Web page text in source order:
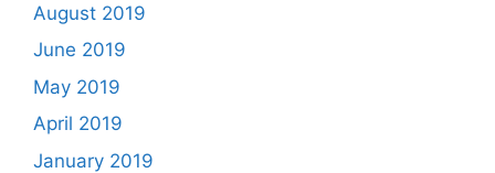
August 2019
June 2019
May 2019
April 2019
January 2019